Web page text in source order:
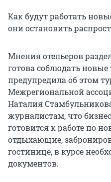
Как будут работать
они остановить
Мнения отельеров
готова соблюдать новые
предупредила об этом
Межрегиональной
Наталия
журналистам, что
готовится к работе по
отдыхающие,
гостинице, в курсе
документов.